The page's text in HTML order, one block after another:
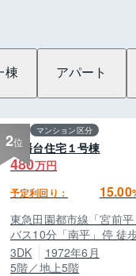
棟 アパート
2 マンション区分
白幡台住宅１号棟
480万円
予定利回り： 15.00
東急田園都市線「宮前
バス10分「南平」停 徒
3DK
1972年6月
5階／地上5階